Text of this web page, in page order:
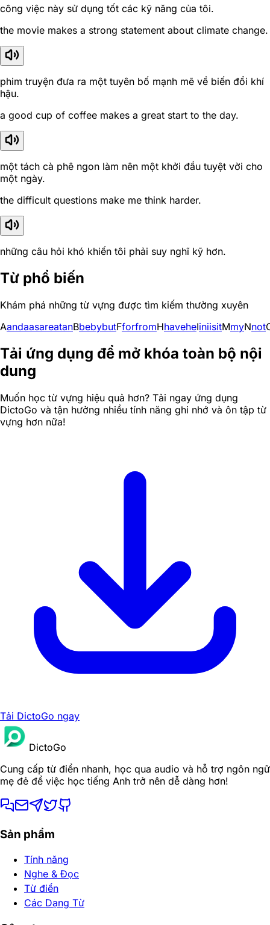
công việc này sử dụng tốt các kỹ năng của tôi.
the movie makes a strong statement about climate change.
phim truyện đưa ra một tuyên bố mạnh mẽ về biến đổi khí
hậu.
a good cup of coffee makes a great start to the day.
một tách cà phê ngon làm nên một khởi đầu tuyệt vời cho
một ngày.
the difficult questions make me think harder.
những câu hỏi khó khiến tôi phải suy nghĩ kỹ hơn.
Từ phổ biến
Khám phá những từ vựng được tìm kiếm thường xuyên
AandaasareatanBbebybutFforfromHhaveheIiniisitMmyNnot
Tải ứng dụng để mở khóa toàn bộ nội
dung
Muốn học từ vựng hiệu quả hơn? Tải ngay ứng dụng
DictoGo và tận hưởng nhiều tính năng ghi nhớ và ôn tập từ
vựng hơn nữa!
Tải DictoGo ngay
DictoGo
Cung cấp từ điển nhanh, học qua audio và hỗ trợ ngôn ngữ
mẹ đẻ để việc học tiếng Anh trở nên dễ dàng hơn!
Sản phẩm
Tính năng
Nghe & Đọc
Từ điển
Các Dạng Từ